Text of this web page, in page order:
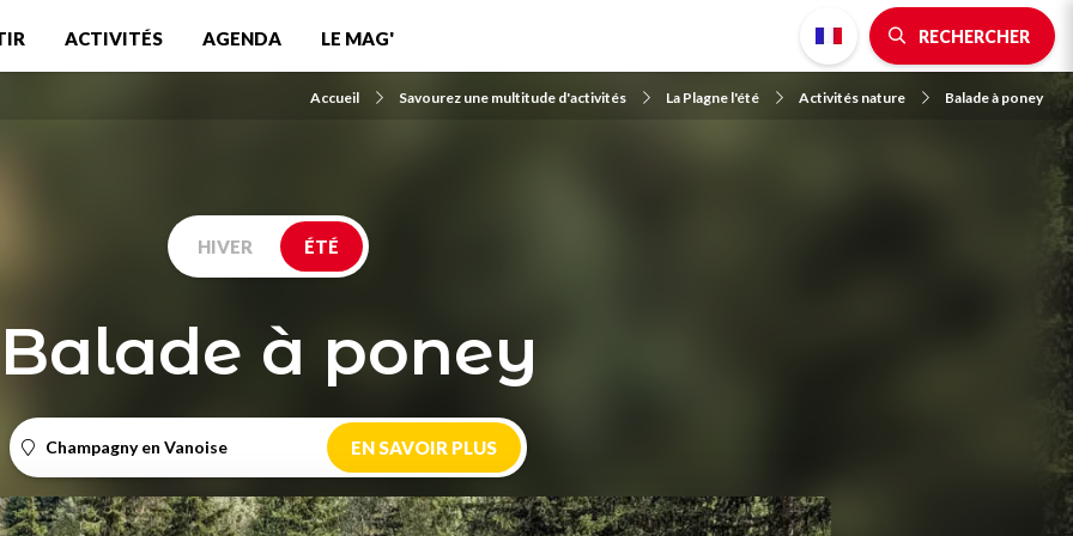
ACTIVITÉS AGENDA LE MAG' RECHERCHER
Accueil Savourez une multitude d'activités La Plagne l'été Activités nature Balade à poney
HIVER ÉTÉ
Balade à poney
Champagny en Vanoise EN SAVOIR PLUS